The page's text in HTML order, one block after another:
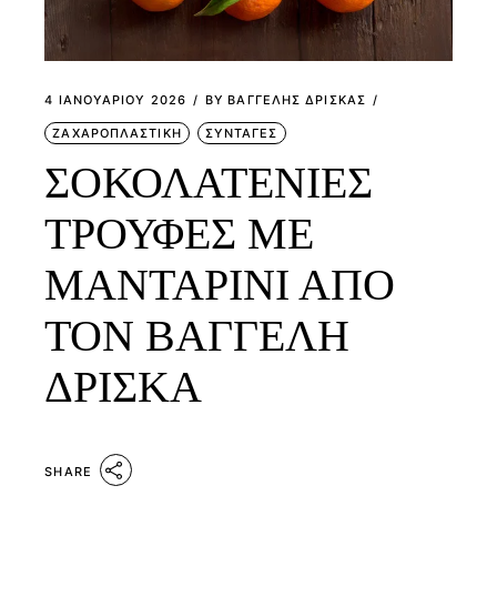
4 ΙΑΝΟΥΑΡΊΟΥ 2026 BY ΒΑΓΓΕΛΗΣ ΔΡΙΣΚΑΣ
ΖΑΧΑΡΟΠΛΑΣΤΙΚΗ ΣΥΝΤΑΓΕΣ
ΣΟΚΟΛΑΤΕΝΙΕΣ
ΤΡΟΥΦΕΣ ΜΕ
ΜΑΝΤΑΡΙΝΙ ΑΠΟ
ΤΟΝ ΒΑΓΓΕΛΗ
ΔΡΙΣΚΑ
SHARE